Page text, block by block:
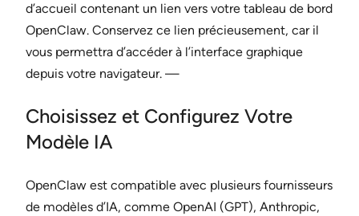
d’accueil contenant un lien vers votre tableau de bord
OpenClaw. Conservez ce lien précieusement, car il
vous permettra d’accéder à l’interface graphique
depuis votre navigateur. —
Choisissez et Configurez Votre
Modèle IA
OpenClaw est compatible avec plusieurs fournisseurs
de modèles d’IA, comme OpenAI (GPT), Anthropic,